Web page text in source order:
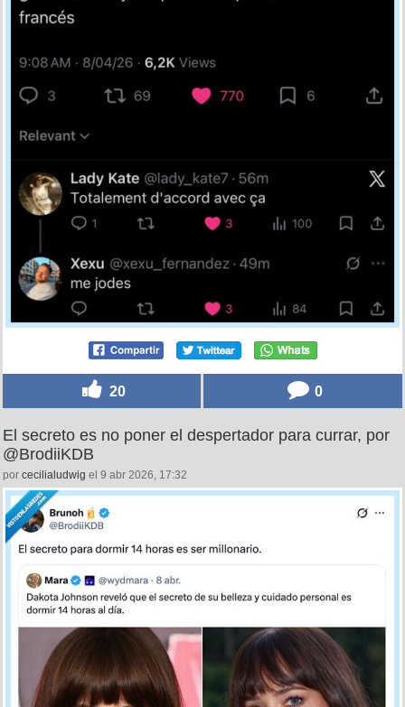
20 0
El secreto es no poner el despertador para currar, por
@BrodiiKDB
por cecilialudwig el 9 abr 2026, 17:32